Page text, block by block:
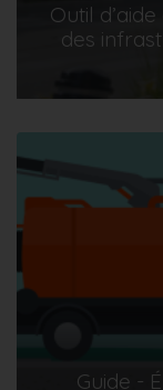
Outil
des
Guide -